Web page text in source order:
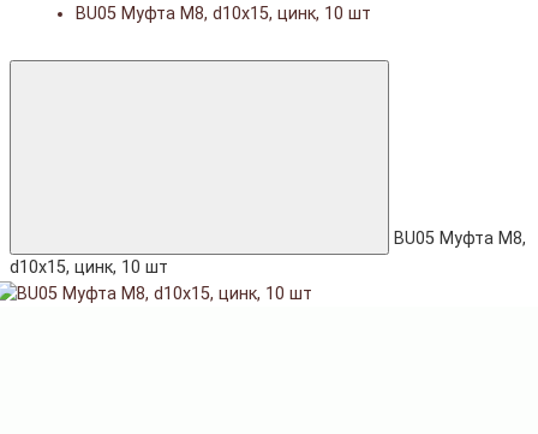
BU05 Муфта М8, d10x15, цинк, 10 шт
BU05 Муфта М8,
d10x15, цинк, 10 шт